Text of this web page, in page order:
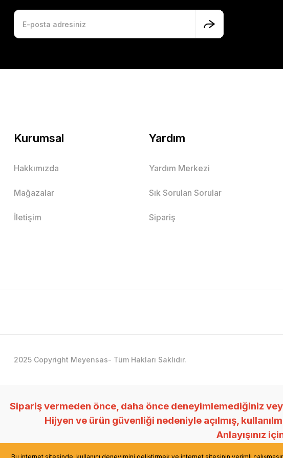
Kurumsal
Hakkımızda
Mağazalar
İletişim
Yardım
Yardım Merkezi
Sık Sorulan Sorular
Sipariş
2025 Copyright Meyensas- Tüm Hakları Saklıdır.
Sipariş vermeden önce, daha önce deneyimlemediğiniz
Hijyen ve ürün güvenliği nedeniyle açılmış,
Anlayışınız